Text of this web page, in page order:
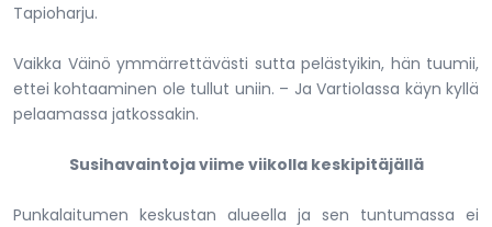
Tapioharju.
Vaikka Väinö ymmärrettävästi sutta pelästyikin, hän tuumii,
ettei kohtaaminen ole tullut uniin. – Ja Vartiolassa käyn kyllä
pelaamassa jatkossakin.
Susihavaintoja viime viikolla keskipitäjällä
Punkalaitumen keskustan alueella ja sen tuntumassa ei